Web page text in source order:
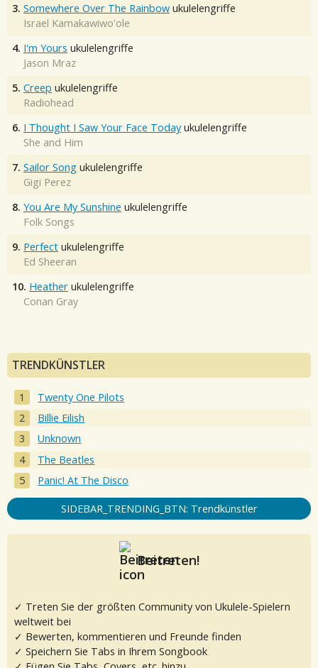
3. Somewhere Over The Rainbow ukulelengriffe
Israel Kamakawiwo'ole
4. I'm Yours ukulelengriffe
Jason Mraz
5. Creep ukulelengriffe
Radiohead
6. I Thought I Saw Your Face Today ukulelengriffe
She and Him
7. Sailor Song ukulelengriffe
Gigi Perez
8. You Are My Sunshine ukulelengriffe
Folk Songs
9. Perfect ukulelengriffe
Ed Sheeran
10. Heather ukulelengriffe
Conan Gray
TRENDKÜNSTLER
Twenty One Pilots
Billie Eilish
Unknown
The Beatles
Panic! At The Disco
SIDEBAR_TRENDING_BTN: Trendkünstler
Beitreten!
✓ Treten Sie der größten Community von Ukulele-Spielern
weltweit bei
✓ Bewerten, kommentieren und Freunde finden
✓ Speichern Sie Tabs in Ihrem Songbook